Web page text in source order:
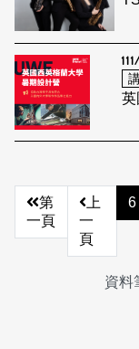
英
第
一頁
上
一
頁
6
資料